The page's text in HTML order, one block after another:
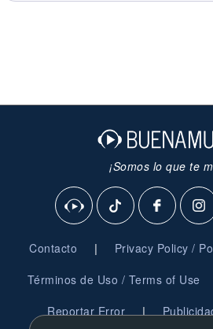
¡Somos lo que te
Contacto | Privacy Policy /
Términos de Uso / Terms of Use
Reportar Error |